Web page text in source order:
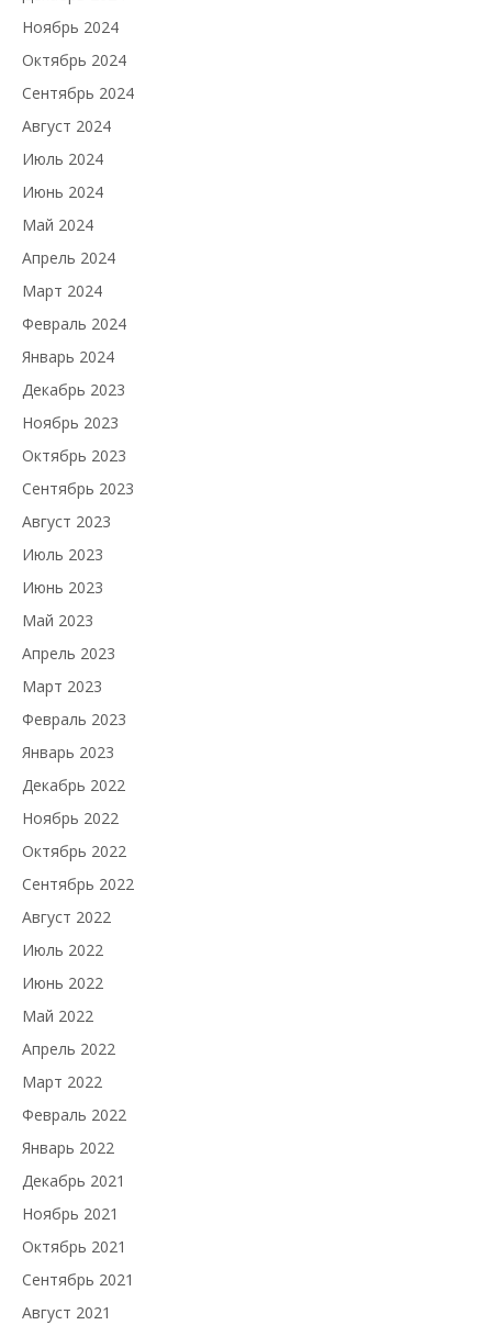
Ноябрь 2024
Октябрь 2024
Сентябрь 2024
Август 2024
Июль 2024
Июнь 2024
Май 2024
Апрель 2024
Март 2024
Февраль 2024
Январь 2024
Декабрь 2023
Ноябрь 2023
Октябрь 2023
Сентябрь 2023
Август 2023
Июль 2023
Июнь 2023
Май 2023
Апрель 2023
Март 2023
Февраль 2023
Январь 2023
Декабрь 2022
Ноябрь 2022
Октябрь 2022
Сентябрь 2022
Август 2022
Июль 2022
Июнь 2022
Май 2022
Апрель 2022
Март 2022
Февраль 2022
Январь 2022
Декабрь 2021
Ноябрь 2021
Октябрь 2021
Сентябрь 2021
Август 2021